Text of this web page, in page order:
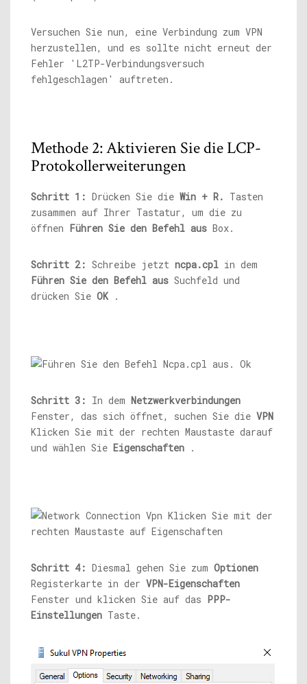
Versuchen Sie nun, eine Verbindung zum VPN
herzustellen, und es sollte nicht erneut der
Fehler 'L2TP-Verbindungsversuch
fehlgeschlagen' auftreten.
Methode 2: Aktivieren Sie die LCP-
Protokollerweiterungen
Schritt 1: Drücken Sie die Win + R. Tasten
zusammen auf Ihrer Tastatur, um die zu
öffnen Führen Sie den Befehl aus Box.
Schritt 2: Schreibe jetzt ncpa.cpl in dem
Führen Sie den Befehl aus Suchfeld und
drücken Sie OK.
Schritt 3: In dem Netzwerkverbindungen
Fenster, das sich öffnet, suchen Sie die VPN
Klicken Sie mit der rechten Maustaste darauf
und wählen Sie Eigenschaften .
Schritt 4: Diesmal gehen Sie zum Optionen
Registerkarte in der VPN-Eigenschaften
Fenster und klicken Sie auf das PPP-
Einstellungen Taste.